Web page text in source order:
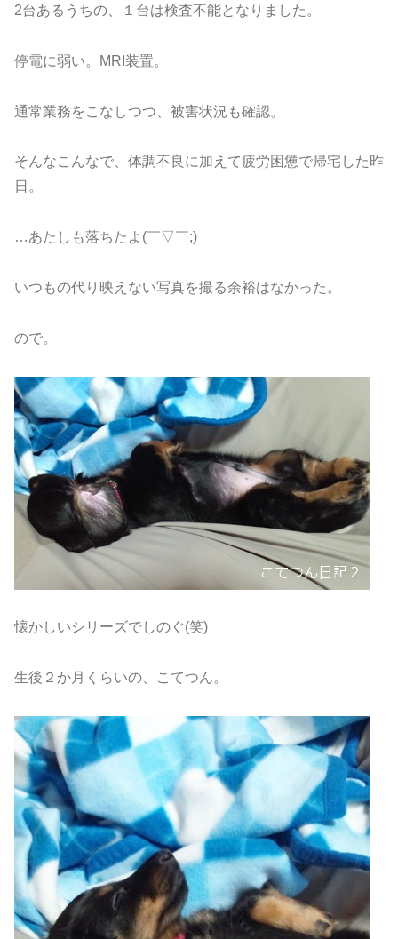
2台あるうちの、１台は検査不能となりました。
停電に弱い。MRI装置。
通常業務をこなしつつ、被害状況も確認。
そんなこんなで、体調不良に加えて疲労困憊で帰宅した昨
日。
…あたしも落ちたよ(￣▽￣;)
いつもの代り映えない写真を撮る余裕はなかった。
ので。
懐かしいシリーズでしのぐ(笑)
生後２か月くらいの、こてつん。